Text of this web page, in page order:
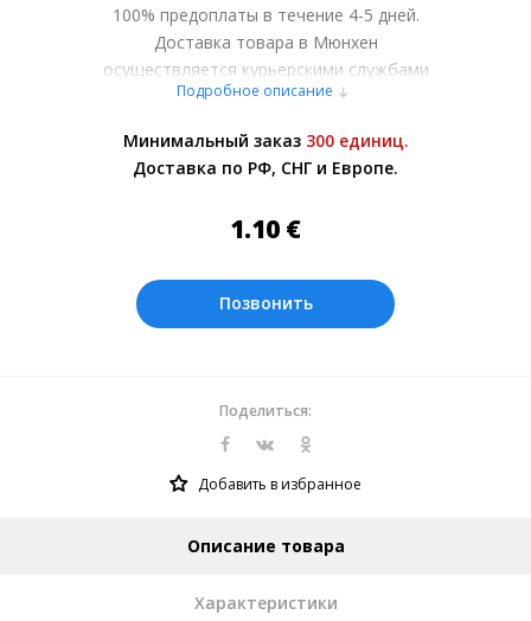
100% предоплаты в течение 4-5 дней.
Доставка товара в Мюнхен
осуществляется курьерскими службами
или самовывозом со склада в Москве.
менеджером.
Оплата производится в рублях. Цены на
07.08.2026. Текущий курс 10 руб.=
Подробное описание
Минимальный заказ 300 единиц.
Доставка по РФ, СНГ и Европе.
1.10 €
Позвонить
Поделиться:
Добавить в избранное
Описание товара
Характеристики